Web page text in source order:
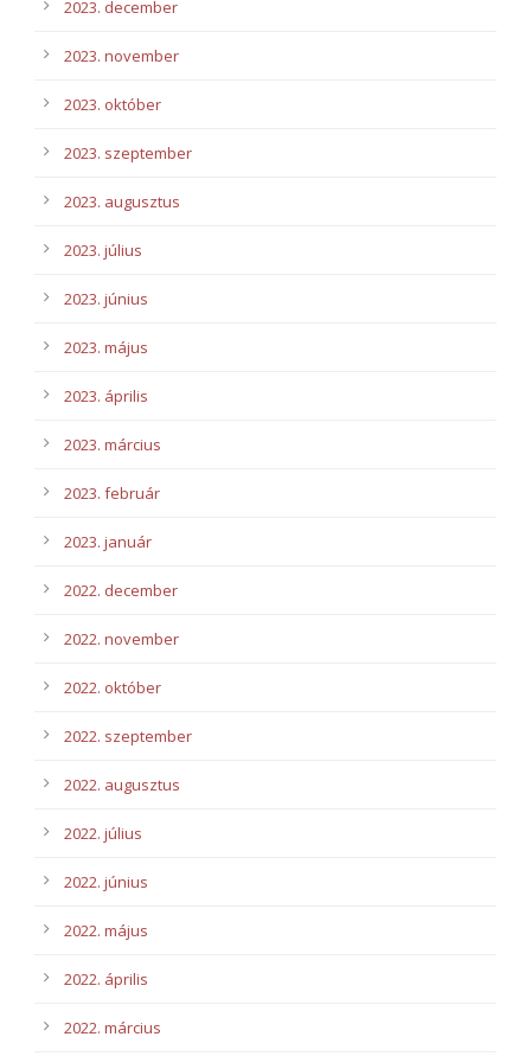
2023. december
2023. november
2023. október
2023. szeptember
2023. augusztus
2023. július
2023. június
2023. május
2023. április
2023. március
2023. február
2023. január
2022. december
2022. november
2022. október
2022. szeptember
2022. augusztus
2022. július
2022. június
2022. május
2022. április
2022. március